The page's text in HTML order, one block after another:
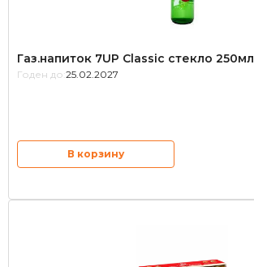
Газ.напиток 7UP Classic стекло 250мл
Годен до: 25.02.2027
В корзину